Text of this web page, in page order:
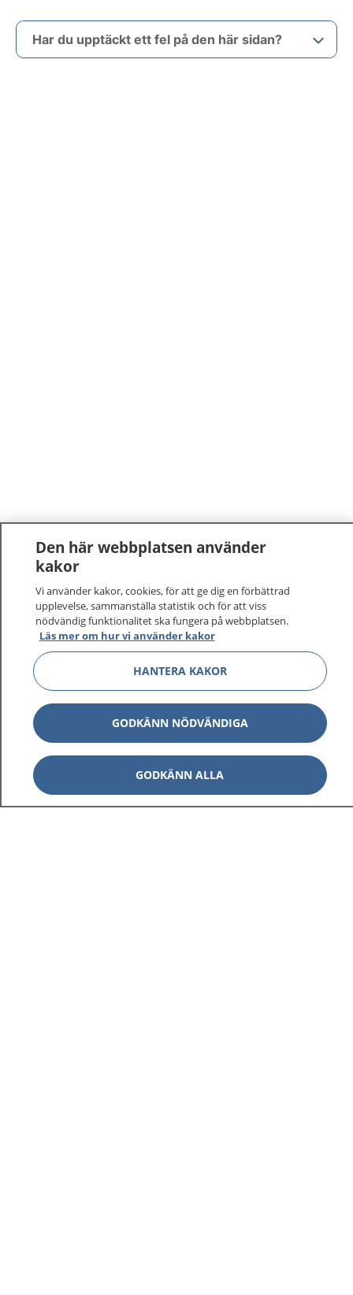
Har du upptäckt ett fel på den här sidan?
Den här webbplatsen använder
kakor
Vi använder kakor, cookies, för att ge dig en förbättrad
upplevelse, sammanställa statistik och för att viss
nödvändig funktionalitet ska fungera på webbplatsen.
Läs mer om hur vi använder kakor
HANTERA KAKOR
GODKÄNN NÖDVÄNDIGA
GODKÄNN ALLA